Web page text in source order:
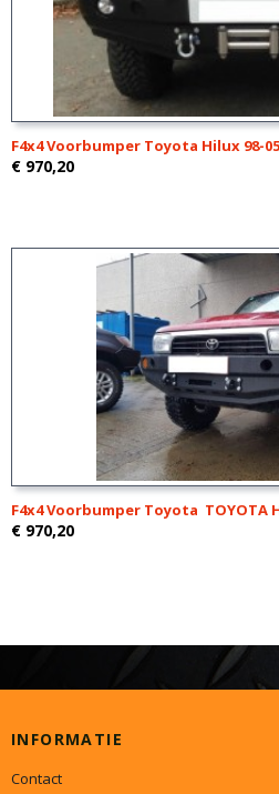
F4x4 Voorbumper Toyota Hilux 98-05
€ 970,20
F4x4 Voorbumper Toyota TOYOTA
€ 970,20
INFORMATIE
Contact